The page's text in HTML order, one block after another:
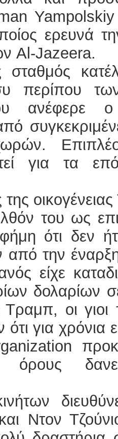
ερευνά
Al-Jazeera.
σταθμός
περίπου
ανέφερε
για τα
της
του ως
ότι δεν
από την
είχε
δολαρίων
οι γιοι
για χρόνια
όρους
Ντον